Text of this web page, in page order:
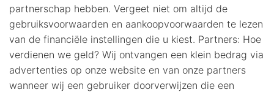
partnerschap hebben. Vergeet niet om altijd de
gebruiksvoorwaarden en aankoopvoorwaarden te lezen
van de financiële instellingen die u kiest. Partners: Hoe
verdienen we geld? Wij ontvangen een klein bedrag via
advertenties op onze website en van onze partners
wanneer wij een gebruiker doorverwijzen die een